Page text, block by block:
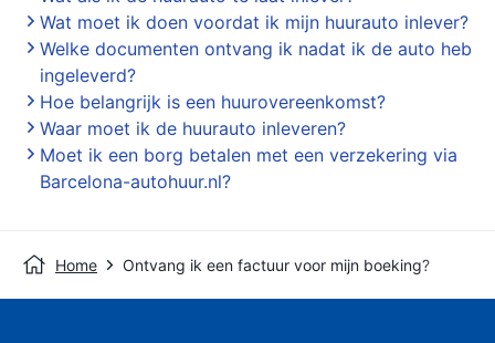
Wat moet ik doen voordat ik mijn huurauto inlever?
Welke documenten ontvang ik nadat ik de auto heb
ingeleverd?
Hoe belangrijk is een huurovereenkomst?
Waar moet ik de huurauto inleveren?
Moet ik een borg betalen met een verzekering via
Barcelona-autohuur.nl?
Home Ontvang ik een factuur voor mijn boeking?